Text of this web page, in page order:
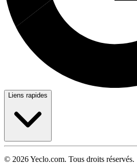
Liens rapides
© 2026 Yeclo.com. Tous droits réservés.